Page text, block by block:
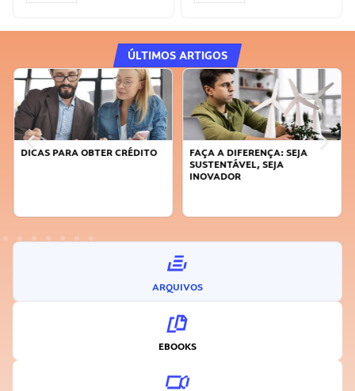
ÚLTIMOS ARTIGOS
DICAS PARA OBTER CRÉDITO
FAÇA A DIFERENÇA: SEJA
SUSTENTÁVEL, SEJA
INOVADOR
ARQUIVOS
EBOOKS